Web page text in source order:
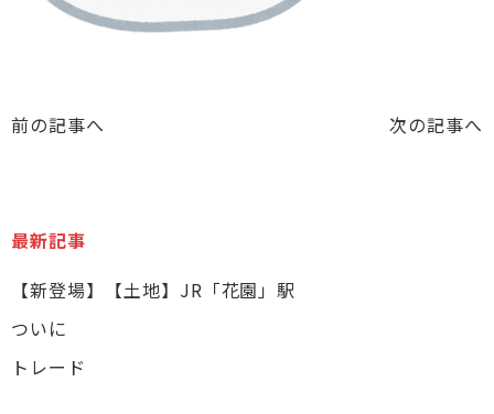
前の記事へ 次の記事へ
最新記事
【新登場】【土地】JR「花園」駅
ついに
トレード